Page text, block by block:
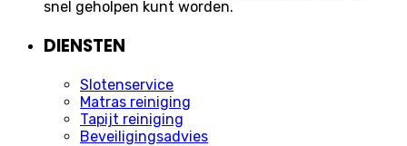
snel geholpen kunt worden.
DIENSTEN
Slotenservice
Matras reiniging
Tapijt reiniging
Beveiligingsadvies